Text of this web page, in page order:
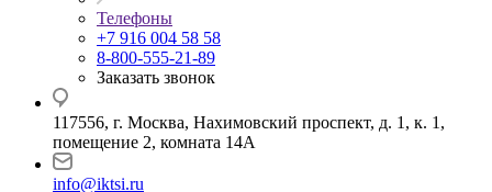
Телефоны
+7 916 004 58 58
8-800-555-21-89
Заказать звонок
117556, г. Москва, Нахимовский проспект, д. 1, к. 1,
помещение 2, комната 14А
info@iktsi.ru